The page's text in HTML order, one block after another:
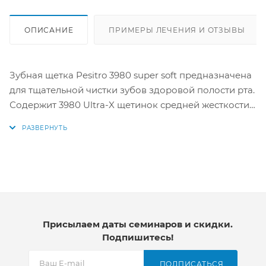
ОПИСАНИЕ ПРИМЕРЫ ЛЕЧЕНИЯ И ОТЗЫВЫ
Зубная щетка Pesitro 3980 super soft предназначена
для тщательной чистки зубов здоровой полости рта.
Содержит 3980 Ultra-X щетинок средней жесткости
узкие зубные промежутки. - Превосходно очищает
от остатков еды и налета. - Препятствует
потемнению эмали при употреблении кофе и
Присылаем даты семинаров и скидки.
Подпишитесь!
ПОДПИСАТЬСЯ